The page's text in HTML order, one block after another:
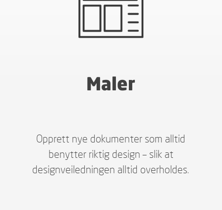
Maler
Opprett nye dokumenter som alltid
benytter riktig design – slik at
designveiledningen alltid overholdes.